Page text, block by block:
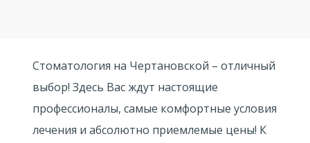
Стоматология на Чертановской – отличный
выбор! Здесь Вас ждут настоящие
профессионалы, самые комфортные условия
лечения и абсолютно приемлемые цены! К